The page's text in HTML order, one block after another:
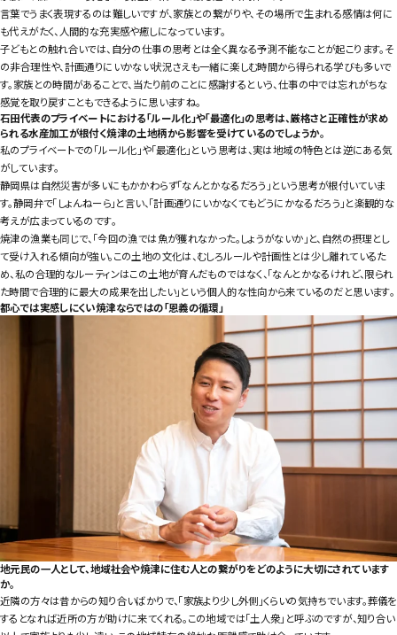
言葉でうまく表現するのは難しいですが、家族との繋がりや、その場所で生まれる感情は何に
も代えがたく、人間的な充実感や癒しになっています。
子どもとの触れ合いでは、自分の仕事の思考とは全く異なる予測不能なことが起こります。そ
の非合理性や、計画通りにいかない状況さえも一緒に楽しむ時間から得られる学びも多いで
す。家族との時間があることで、当たり前のことに感謝するという、仕事の中では忘れがちな
感覚を取り戻すこともできるように思いますね。
石田代表のプライベートにおける「ルール化」や「最適化」の思考は、厳格さと正確性が求め
られる水産加工が根付く焼津の土地柄から影響を受けているのでしょうか。
私のプライベートでの「ルール化」や「最適化」という思考は、実は地域の特色とは逆にある気
がしています。
静岡県は自然災害が多いにもかかわらず「なんとかなるだろう」という思考が根付いていま
す。静岡弁で「しょんねーら」と言い、「計画通りにいかなくてもどうにかなるだろう」と楽観的な
考えが広まっているのです。
焼津の漁業も同じで、「今回の漁では魚が獲れなかった。しょうがないか」と、自然の摂理とし
て受け入れる傾向が強い。この土地の文化は、むしろルールや計画性とは少し離れているた
め、私の合理的なルーティンはこの土地が育んだものではなく、「なんとかなるけれど、限られ
た時間で合理的に最大の成果を出したい」という個人的な性向から来ているのだと思います。
都心では実感しにくい焼津ならではの「恩義の循環」
地元民の一人として、地域社会や焼津に住む人との繋がりをどのように大切にされています
か。
近隣の方々は昔からの知り合いばかりで、「家族より少し外側」くらいの気持ちでいます。葬儀を
するとなれば近所の方が助けに来てくれる。この地域では「土人衆」と呼ぶのですが、知り合い